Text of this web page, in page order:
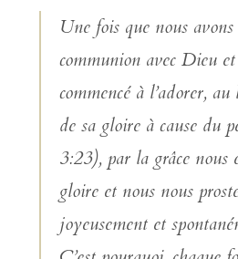
Une fois que nous
communion avec Dieu
commencé à l’adorer,
de sa gloire à cause du
3:23), par la grâce nous
gloire et nous nous
joyeusement et